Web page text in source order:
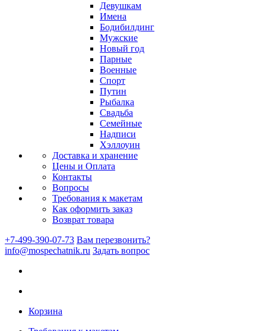
Девушкам
Имена
Бодибилдинг
Мужские
Новый год
Парные
Военные
Спорт
Путин
Рыбалка
Свадьба
Семейные
Надписи
Хэллоуин
Доставка и хранение
Цены и Оплата
Контакты
Вопросы
Требования к макетам
Как оформить заказ
Возврат товара
+7-499-390-07-73 Вам перезвонить?
info@mospechatnik.ru Задать вопрос
Корзина